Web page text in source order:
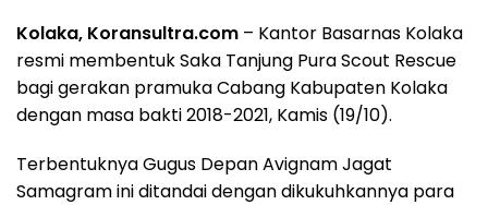
Kolaka, Koransultra.com – Kantor Basarnas Kolaka
resmi membentuk Saka Tanjung Pura Scout Rescue
bagi gerakan pramuka Cabang Kabupaten Kolaka
dengan masa bakti 2018-2021, Kamis (19/10).
Terbentuknya Gugus Depan Avignam Jagat
Samagram ini ditandai dengan dikukuhkannya para